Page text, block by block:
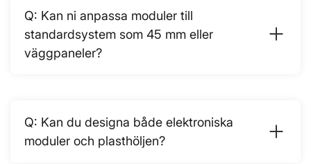
Kan ni anpassa moduler till
standardsystem som 45 mm eller
väggpaneler?
Kan du designa både elektroniska
moduler och plasthöljen?